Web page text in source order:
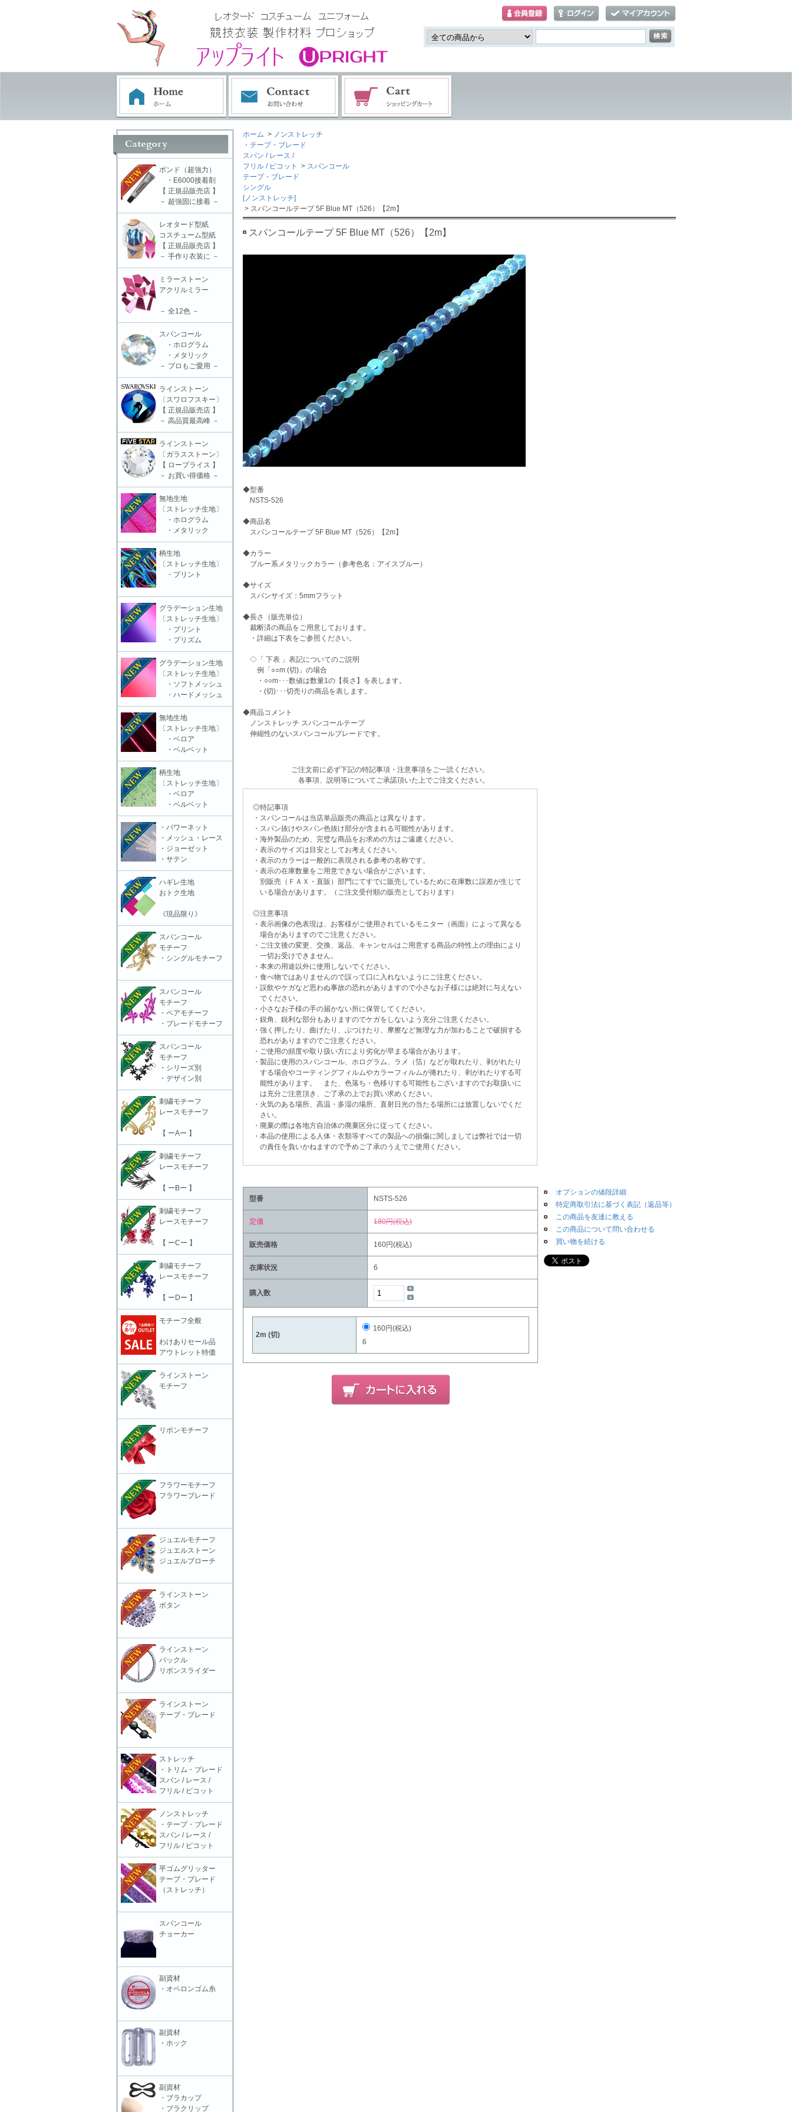
ホーム > ノンストレッチ
・テープ・ブレード
スパン / レース /
フリル / ピコット
> スパンコール
テープ・ブレード
シングル
[ノンストレッチ]
> スパンコールテープ 5F Blue MT（526）【2m】
スパンコールテープ 5F Blue MT（526）【2m】
◆型番
NSTS-526
◆商品名
スパンコールテープ 5F Blue MT（526）【2m】
◆カラー
ブルー系メタリックカラー（参考色名：アイスブルー）
◆サイズ
スパンサイズ：5mmフラット
◆長さ（販売単位）
裁断済の商品をご用意しております。
・詳細は下表をご参照ください。
◇「 下表 」表記についてのご説明
例「○○m (切)」の場合
・○○m･･･数値は数量1の【長さ】を表します。
・(切)･･･切売りの商品を表します。
◆商品コメント
ノンストレッチ スパンコールテープ
伸縮性のないスパンコールブレードです。
ご注文前に必ず下記の特記事項・注意事項をご一読ください。
各事項、説明等についてご承諾頂いた上でご注文ください。
◎特記事項
・スパンコールは当店単品販売の商品とは異なります。
・スパン抜けやスパン色抜け部分が含まれる可能性があります。
・海外製品のため、完璧な商品をお求めの方はご遠慮ください。
・表示のサイズは目安としてお考えください。
・表示のカラーは一般的に表現される参考の名称です。
・表示の在庫数量をご用意できない場合がございます。
別販売（ＦＡＸ・直販）部門にてすでに販売しているために在庫数に誤差が生じて
いる場合があります。（ご注文受付順の販売としております）
◎注意事項
・表示画像の色表現は、お客様がご使用されているモニター（画面）によって異なる
場合がありますのでご注意ください。
・ご注文後の変更、交換、返品、キャンセルはご用意する商品の特性上の理由により
一切お受けできません。
・本来の用途以外に使用しないでください。
・食べ物ではありませんので誤って口に入れないようにご注意ください。
・誤飲やケガなど思わぬ事故の恐れがありますので小さなお子様には絶対に与えない
でください。
・小さなお子様の手の届かない所に保管してください。
・鋭角、鋭利な部分もありますのでケガをしないよう充分ご注意ください。
・強く押したり、曲げたり、ぶつけたり、摩擦など無理な力が加わることで破損する
恐れがありますのでご注意ください。
・ご使用の頻度や取り扱い方により劣化が早まる場合があります。
・製品に使用のスパンコール、ホログラム、ラメ（箔）などが取れたり、剥がれたり
する場合やコーティングフィルムやカラーフィルムが捲れたり、剥がれたりする可
能性があります。 また、色落ち・色移りする可能性もございますのでお取扱いに
は充分ご注意頂き、ご了承の上でお買い求めください。
・火気のある場所、高温・多湿の場所、直射日光の当たる場所には放置しないでくだ
さい。
・廃棄の際は各地方自治体の廃棄区分に従ってください。
・本品の使用による人体・衣類等すべての製品への損傷に関しましては弊社では一切
の責任を負いかねますので予めご了承のうえでご使用ください。
型番 NSTS-526
定価 180円(税込)
販売価格 160円(税込)
在庫状況 6
購入数
2m (切)
160円(税込)
6
オプションの値段詳細
特定商取引法に基づく表記（返品等）
この商品を友達に教える
この商品について問い合わせる
買い物を続ける
ボンド（超強力）
・E6000接着剤
【 正規品販売店 】
－ 超強固に接着 －
レオタード型紙
コスチューム型紙
【 正規品販売店 】
－ 手作り衣装に －
ミラーストーン
アクリルミラー
－ 全12色 －
スパンコール
・ホログラム
・メタリック
－ プロもご愛用 －
ラインストーン
〔スワロフスキー〕
【 正規品販売店 】
－ 高品質最高峰 －
ラインストーン
〔ガラスストーン〕
【 ロープライス 】
－ お買い得価格 －
無地生地
〔ストレッチ生地〕
・ホログラム
・メタリック
柄生地
〔ストレッチ生地〕
・プリント
グラデーション生地
〔ストレッチ生地〕
・プリント
・プリズム
グラデーション生地
〔ストレッチ生地〕
・ソフトメッシュ
・ハードメッシュ
無地生地
〔ストレッチ生地〕
・ベロア
・ベルベット
柄生地
〔ストレッチ生地〕
・ベロア
・ベルベット
・パワーネット
・メッシュ・レース
・ジョーゼット
・サテン
ハギレ生地
おトク生地
《現品限り》
スパンコール
モチーフ
・シングルモチーフ
スパンコール
モチーフ
・ペアモチーフ
・ブレードモチーフ
スパンコール
モチーフ
・シリーズ別
・デザイン別
刺繍モチーフ
レースモチーフ
【 ーAー 】
刺繍モチーフ
レースモチーフ
【 ーBー 】
刺繍モチーフ
レースモチーフ
【 ーCー 】
刺繍モチーフ
レースモチーフ
【 ーDー 】
モチーフ全般
わけありセール品
アウトレット特価
ラインストーン
モチーフ
リボンモチーフ
フラワーモチーフ
フラワーブレード
ジュエルモチーフ
ジュエルストーン
ジュエルブローチ
ラインストーン
ボタン
ラインストーン
バックル
リボンスライダー
ラインストーン
テープ・ブレード
ストレッチ
・トリム・ブレード
スパン / レース /
フリル / ピコット
ノンストレッチ
・テープ・ブレード
スパン / レース /
フリル / ピコット
平ゴムグリッター
テープ・ブレード
（ストレッチ）
スパンコール
チョーカー
副資材
・オペロンゴム糸
副資材
・ホック
副資材
・ブラカップ
・ブラクリップ